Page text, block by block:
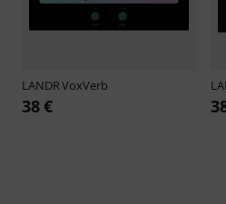
LANDRVoxVerb
38 €